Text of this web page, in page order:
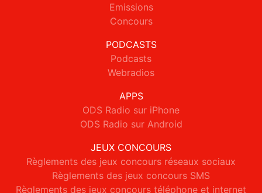
Emissions
Concours
PODCASTS
Podcasts
Webradios
APPS
ODS Radio sur iPhone
ODS Radio sur Android
JEUX CONCOURS
Règlements des jeux concours réseaux sociaux
Règlements des jeux concours SMS
Règlements des jeux concours téléphone et internet